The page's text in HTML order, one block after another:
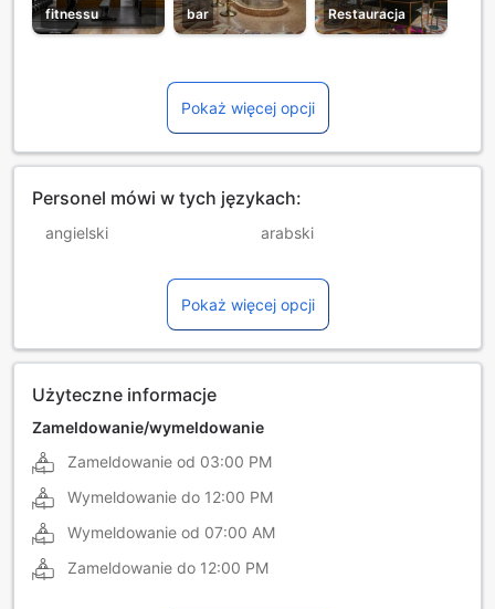
fitnessu
bar Restauracja
Pokaż więcej opcji
Personel mówi w tych językach:
angielski arabski
niemiecki
włoski
Pokaż więcej opcji
Użyteczne informacje
Zameldowanie/wymeldowanie
Zameldowanie od 03:00 PM
Wymeldowanie do 12:00 PM
Wymeldowanie od 07:00 AM
Zameldowanie do 12:00 PM